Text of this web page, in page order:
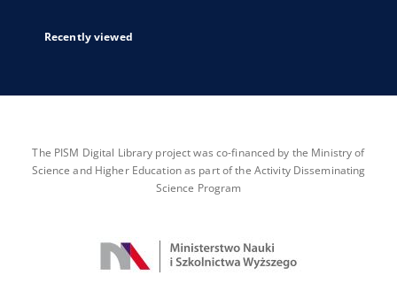
Recently viewed
The PISM Digital Library project was co-financed by the Ministry of
Science and Higher Education as part of the Activity Disseminating
Science Program